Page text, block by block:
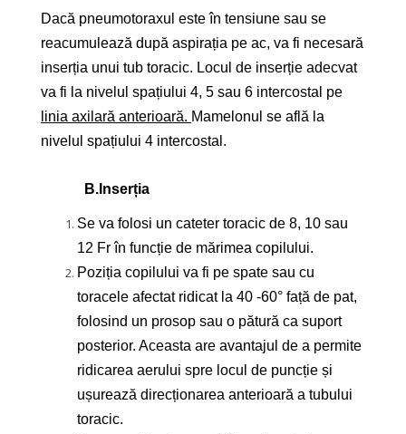
Dacă pneumotoraxul este în tensiune sau se
reacumulează după aspirația pe ac, va fi necesară
inserția unui tub toracic. Locul de inserție adecvat
va fi la nivelul spațiului 4, 5 sau 6 intercostal pe
linia axilară anterioară. Mamelonul se află la
nivelul spațiului 4 intercostal.
B. Inserția
Se va folosi un cateter toracic de 8, 10 sau
12 Fr în funcție de mărimea copilului.
Poziția copilului va fi pe spate sau cu
toracele afectat ridicat la 40 -60° față de pat,
folosind un prosop sau o pătură ca suport
posterior. Aceasta are avantajul de a permite
ridicarea aerului spre locul de puncție și
ușurează direcționarea anterioară a tubului
toracic.